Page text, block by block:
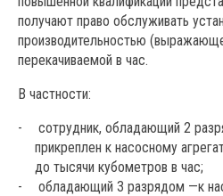
получают право обслуживать
производительностью
перекачиваемой в час.
В частности:
сотрудник, обладающий 2
прикреплен к насосному
до тысячи кубометров в час;
обладающий 3 разрядом —к